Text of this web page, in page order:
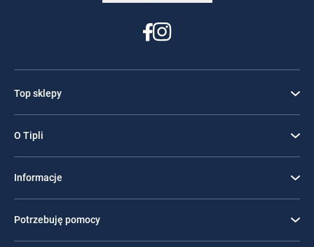
Top sklepy
O Tipli
Informacje
Potrzebuję pomocy